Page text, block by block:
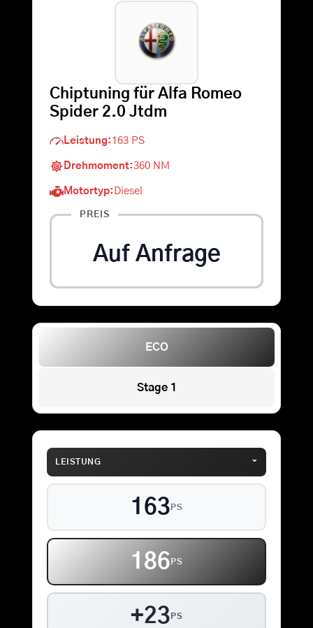
Warenkorb
Chiptuning für Alfa Romeo
Spider 2.0 Jtdm
Leistung: 163 PS
Drehmoment:360 NM
Motortyp: Diesel
PREIS
Auf Anfrage
ECO
Stage 1
LEISTUNG ⌄
163 PS
186 PS
+23 PS